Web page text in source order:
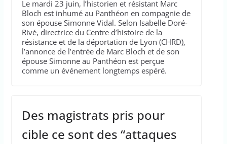
Le mardi 23 juin, l’historien et résistant Marc
Bloch est inhumé au Panthéon en compagnie de
son épouse Simonne Vidal. Selon Isabelle Doré-
Rivé, directrice du Centre d’histoire de la
résistance et de la déportation de Lyon (CHRD),
l’annonce de l’entrée de Marc Bloch et de son
épouse Simonne au Panthéon est perçue
comme un événement longtemps espéré.
Des magistrats pris pour
cible ce sont des “attaques